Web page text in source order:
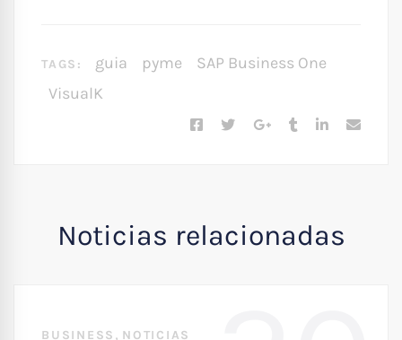
TAGS: guia pyme
SAP Business One
VisualK
Noticias relacionadas
BUSINESS , NOTICIAS